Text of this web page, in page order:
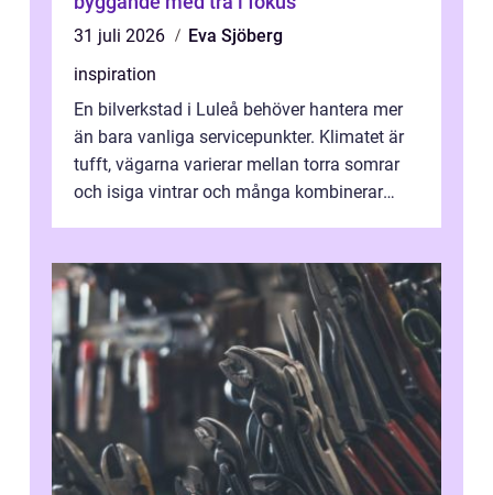
31 juli 2026
Eva Sjöberg
inspiration
En bilverkstad i Luleå behöver hantera mer
än bara vanliga servicepunkter. Klimatet är
tufft, vägarna varierar mellan torra somrar
och isiga vintrar och många kombinerar